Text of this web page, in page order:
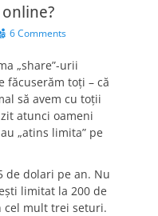
6 Comments
„share”-urii
făcuserăm toţi – că
să avem cu toţii
atunci oameni
„atins limita” pe
de dolari pe an. Nu
limitat la 200 de
cel mult trei seturi.